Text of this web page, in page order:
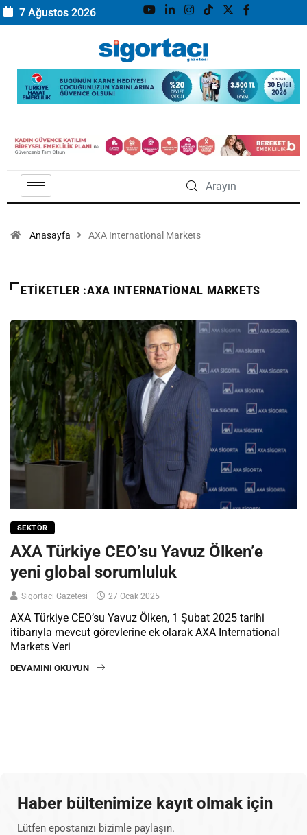
7 Ağustos 2026
Anasayfa AXA International Markets
ETIKETLER :AXA INTERNATIONAL MARKETS
SEKTÖR
AXA Türkiye CEO’su Yavuz Ölken’e
yeni global sorumluluk
Sigortacı Gazetesi 27 Ocak 2025
AXA Türkiye CEO’su Yavuz Ölken, 1 Şubat 2025 tarihi
itibarıyla mevcut görevlerine ek olarak AXA International
Markets Veri
DEVAMINI OKUYUN
Haber bültenimize kayıt olmak için
Lütfen epostanızı bizimle paylaşın.